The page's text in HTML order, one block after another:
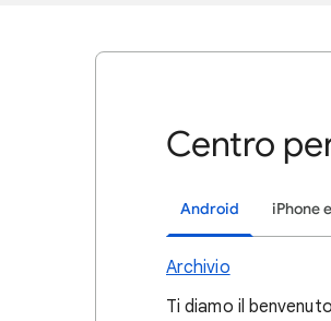
Centro
Android iPhone
Archivio
Ti diamo il